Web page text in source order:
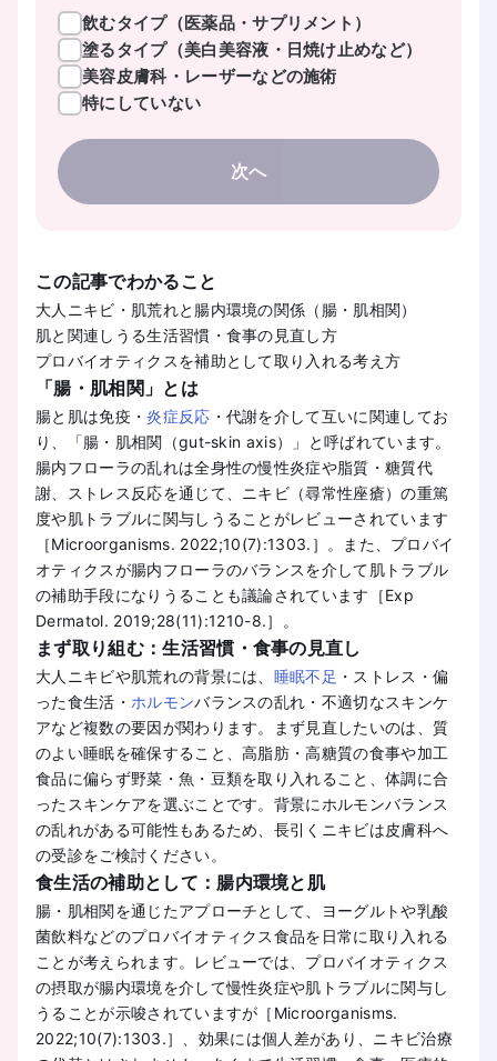
飲むタイプ（医薬品・サプリメント）
塗るタイプ（美白美容液・日焼け止めなど）
美容皮膚科・レーザーなどの施術
特にしていない
次へ
この記事でわかること
大人ニキビ・肌荒れと腸内環境の関係（腸・肌相関）
肌と関連しうる生活習慣・食事の見直し方
プロバイオティクスを補助として取り入れる考え方
「腸・肌相関」とは
腸と肌は免疫・炎症反応 ・代謝を介して互いに関連してお
り、「腸・肌相関（gut-skin axis）」と呼ばれています。
腸内フローラの乱れは全身性の慢性炎症や脂質・糖質代
謝、ストレス反応を通じて、ニキビ（尋常性座瘡）の重篤
度や肌トラブルに関与しうることがレビューされています
［Microorganisms. 2022;10(7):1303.］。また、プロバイ
オティクスが腸内フローラのバランスを介して肌トラブル
の補助手段になりうることも議論されています［Exp
Dermatol. 2019;28(11):1210-8.］。
まず取り組む：生活習慣・食事の見直し
大人ニキビや肌荒れの背景には、 睡眠不足 ・ストレス・偏
った食生活・ ホルモンバランスの乱れ・不適切なスキンケ
アなど複数の要因が関わります。まず見直したいのは、質
のよい睡眠を確保すること、高脂肪・高糖質の食事や加工
食品に偏らず野菜・魚・豆類を取り入れること、体調に合
ったスキンケアを選ぶことです。背景にホルモンバランス
の乱れがある可能性もあるため、長引くニキビは皮膚科へ
の受診をご検討ください。
食生活の補助として：腸内環境と肌
腸・肌相関を通じたアプローチとして、ヨーグルトや乳酸
菌飲料などのプロバイオティクス食品を日常に取り入れる
ことが考えられます。レビューでは、プロバイオティクス
の摂取が腸内環境を介して慢性炎症や肌トラブルに関与し
うることが示唆されていますが［Microorganisms.
2022;10(7):1303.］、効果には個人差があり、ニキビ治療